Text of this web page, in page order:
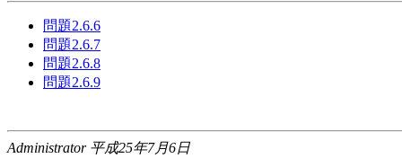
問題2.6.6
問題2.6.7
問題2.6.8
問題2.6.9
Administrator 平成25年7月6日